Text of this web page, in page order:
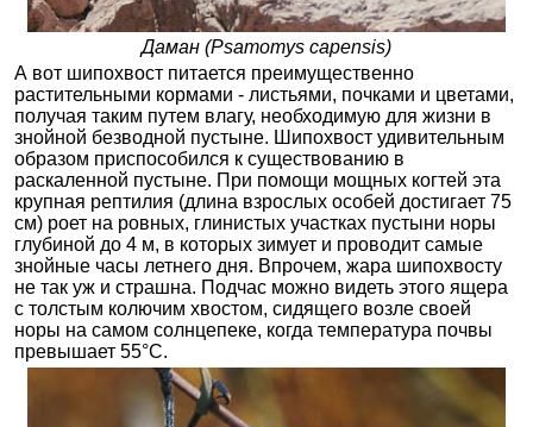
Даман (Psamomys capensis)
А вот шипохвост питается преимущественно
растительными кормами - листьями, почками и цветами,
получая таким путем влагу, необходимую для жизни в
знойной безводной пустыне. Шипохвост удивительным
образом приспособился к существованию в
раскаленной пустыне. При помощи мощных когтей эта
крупная рептилия (длина взрослых особей достигает 75
см) роет на ровных, глинистых участках пустыни норы
глубиной до 4 м, в которых зимует и проводит самые
знойные часы летнего дня. Впрочем, жара шипохвосту
не так уж и страшна. Подчас можно видеть этого ящера
с толстым колючим хвостом, сидящего возле своей
норы на самом солнцепеке, когда температура почвы
превышает 55°С.